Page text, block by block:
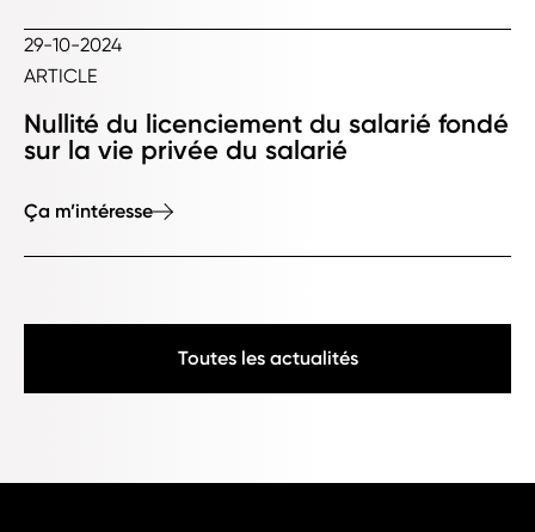
29-10-2024
ARTICLE
Nullité du licenciement du salarié fondé
sur la vie privée du salarié
Ça m’intéresse
Toutes les actualités